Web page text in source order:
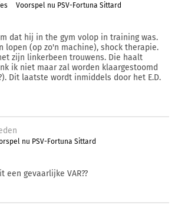
Voorspel nu PSV-Fortuna Sittard
dat hij in the gym volop in training was.
lopen (op zo'n machine), shock therapie.
zijn linkerbeen trouwens. Die haalt
ik niet maar zal worden klaargestoomd
Dit laatste wordt inmiddels door het E.D.
nu PSV-Fortuna Sittard
een gevaarlijke VAR??